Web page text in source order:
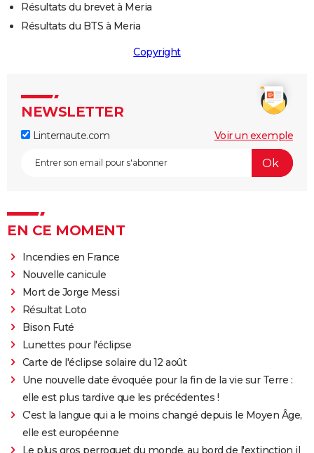
Résultats du brevet à Meria
Résultats du BTS à Meria
Copyright
NEWSLETTER
Linternaute.com Voir un exemple
EN CE MOMENT
Incendies en France
Nouvelle canicule
Mort de Jorge Messi
Résultat Loto
Bison Futé
Lunettes pour l'éclipse
Carte de l'éclipse solaire du 12 août
Une nouvelle date évoquée pour la fin de la vie sur Terre :
elle est plus tardive que les précédentes !
C'est la langue qui a le moins changé depuis le Moyen Âge,
elle est européenne
Le plus gros perroquet du monde, au bord de l'extinction il